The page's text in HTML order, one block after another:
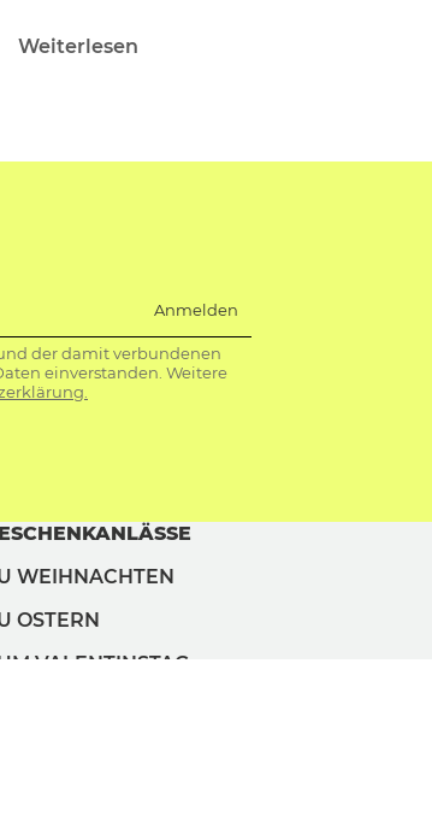
Weiterlesen
Anmelden
der damit verbundenen
einverstanden. Weitere
WEIHNACHTEN
OSTERN
VALENTINSTAG